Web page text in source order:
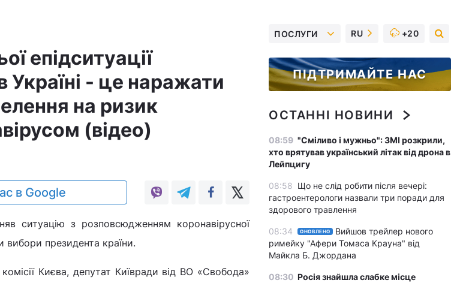
епідситуації
Україні - це наражати
на ризик
(відео)
в Google
ситуацію з розповсюдженням коронавірусної
вибори президента країни.
Києва, депутат Київради від ВО «Свобода»
ПОСЛУГИ RU +20
ПІДТРИМАЙТЕ НАС
ОСТАННІ НОВИНИ
08:59 "Сміливо і мужньо": ЗМІ розкрили,
хто врятував український літак від дрона в
Лейпцигу
08:58 Що не слід робити після вечері:
гастроентерологи назвали три поради для
здорового травлення
08:34 ОНОВЛЕНО
Вийшов трейлер нового
римейку "Афери Томаса Крауна" від
Майкла Б. Джордана
08:30 Росія знайшла слабке місце